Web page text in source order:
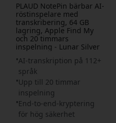
PLAUD NotePin bärbar AI-
röstinspelare med
transkribering, 64 GB
lagring, Apple Find My
och 20 timmars
inspelning - Lunar Silver
AI-transkription på 112+
språk
Upp till 20 timmar
inspelning
End-to-end-kryptering
för hög säkerhet